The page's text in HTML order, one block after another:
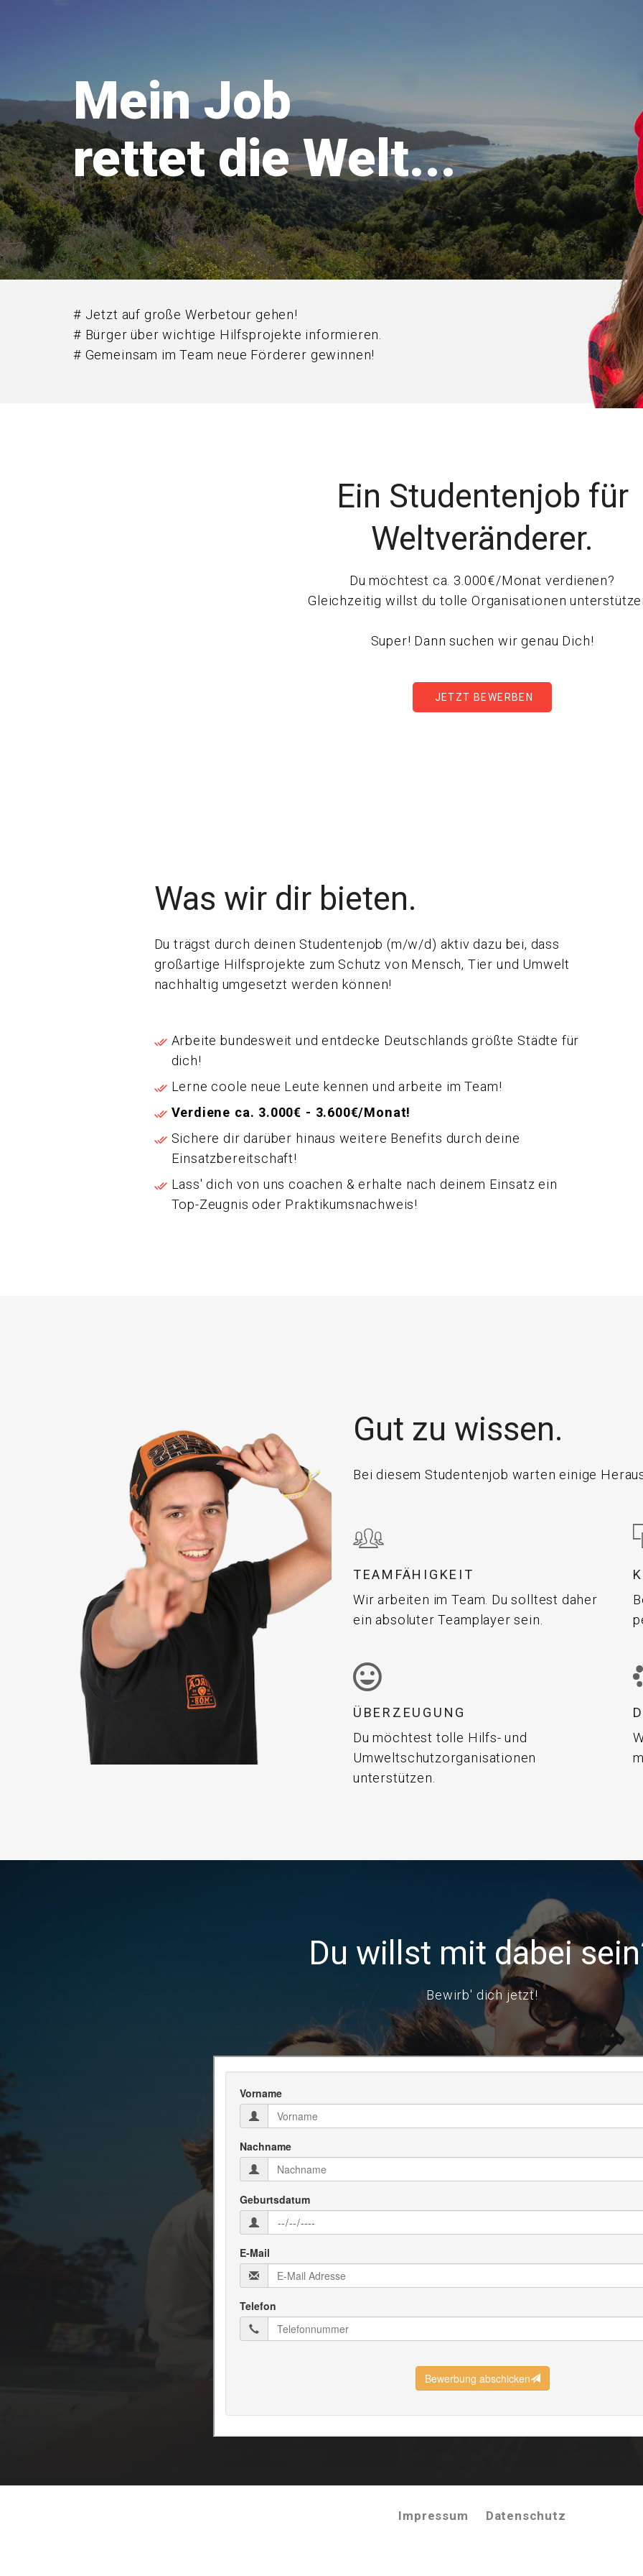
Mein Job
rettet die Welt...
# Jetzt auf große Werbetour gehen!
# Bürger über wichtige Hilfsprojekte informieren.
# Gemeinsam im Team neue Förderer gewinnen!
Ein Studentenjob für
Weltveränderer.
Du möchtest ca. 3.000€/Monat verdienen?
Gleichzeitig willst du tolle Organisationen
Super! Dann suchen wir genau Dich!
JETZT BEWERBEN
Was wir dir bieten.
Du trägst durch deinen Studentenjob (m/w/d) aktiv dazu bei, dass
großartige Hilfsprojekte zum Schutz von Mensch, Tier und Umwelt
nachhaltig umgesetzt werden können!
Arbeite bundesweit und entdecke Deutschlands größte Städte für
dich!
Lerne coole neue Leute kennen und arbeite im Team!
Verdiene ca. 3.000€ - 3.600€/Monat!
Sichere dir darüber hinaus weitere Benefits durch deine
Einsatzbereitschaft!
Lass' dich von uns coachen & erhalte nach deinem Einsatz ein
Top-Zeugnis oder Praktikumsnachweis!
Gut zu wissen.
Bei diesem Studentenjob warten einige
TEAMFÄHIGKEIT
Wir arbeiten im Team. Du solltest daher
ein absoluter Teamplayer sein.
ÜBERZEUGUNG
Du möchtest tolle Hilfs- und
Umweltschutzorganisationen
unterstützen.
Du willst mit dabei
Bewirb' dich jetzt!
Impressum Datenschutz